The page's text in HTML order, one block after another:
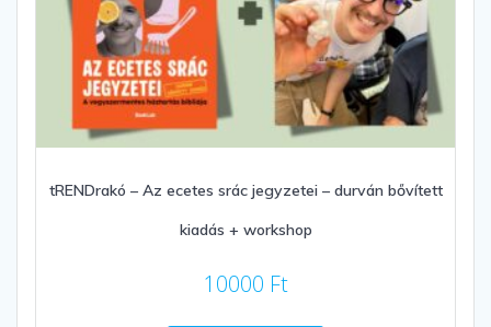
tRENDrakó – Az ecetes srác jegyzetei – durván bővített
kiadás + workshop
10000 Ft